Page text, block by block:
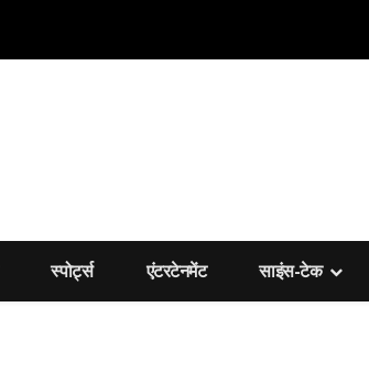
स्पोर्ट्स एंटरटेनमेंट साइंस-टेक